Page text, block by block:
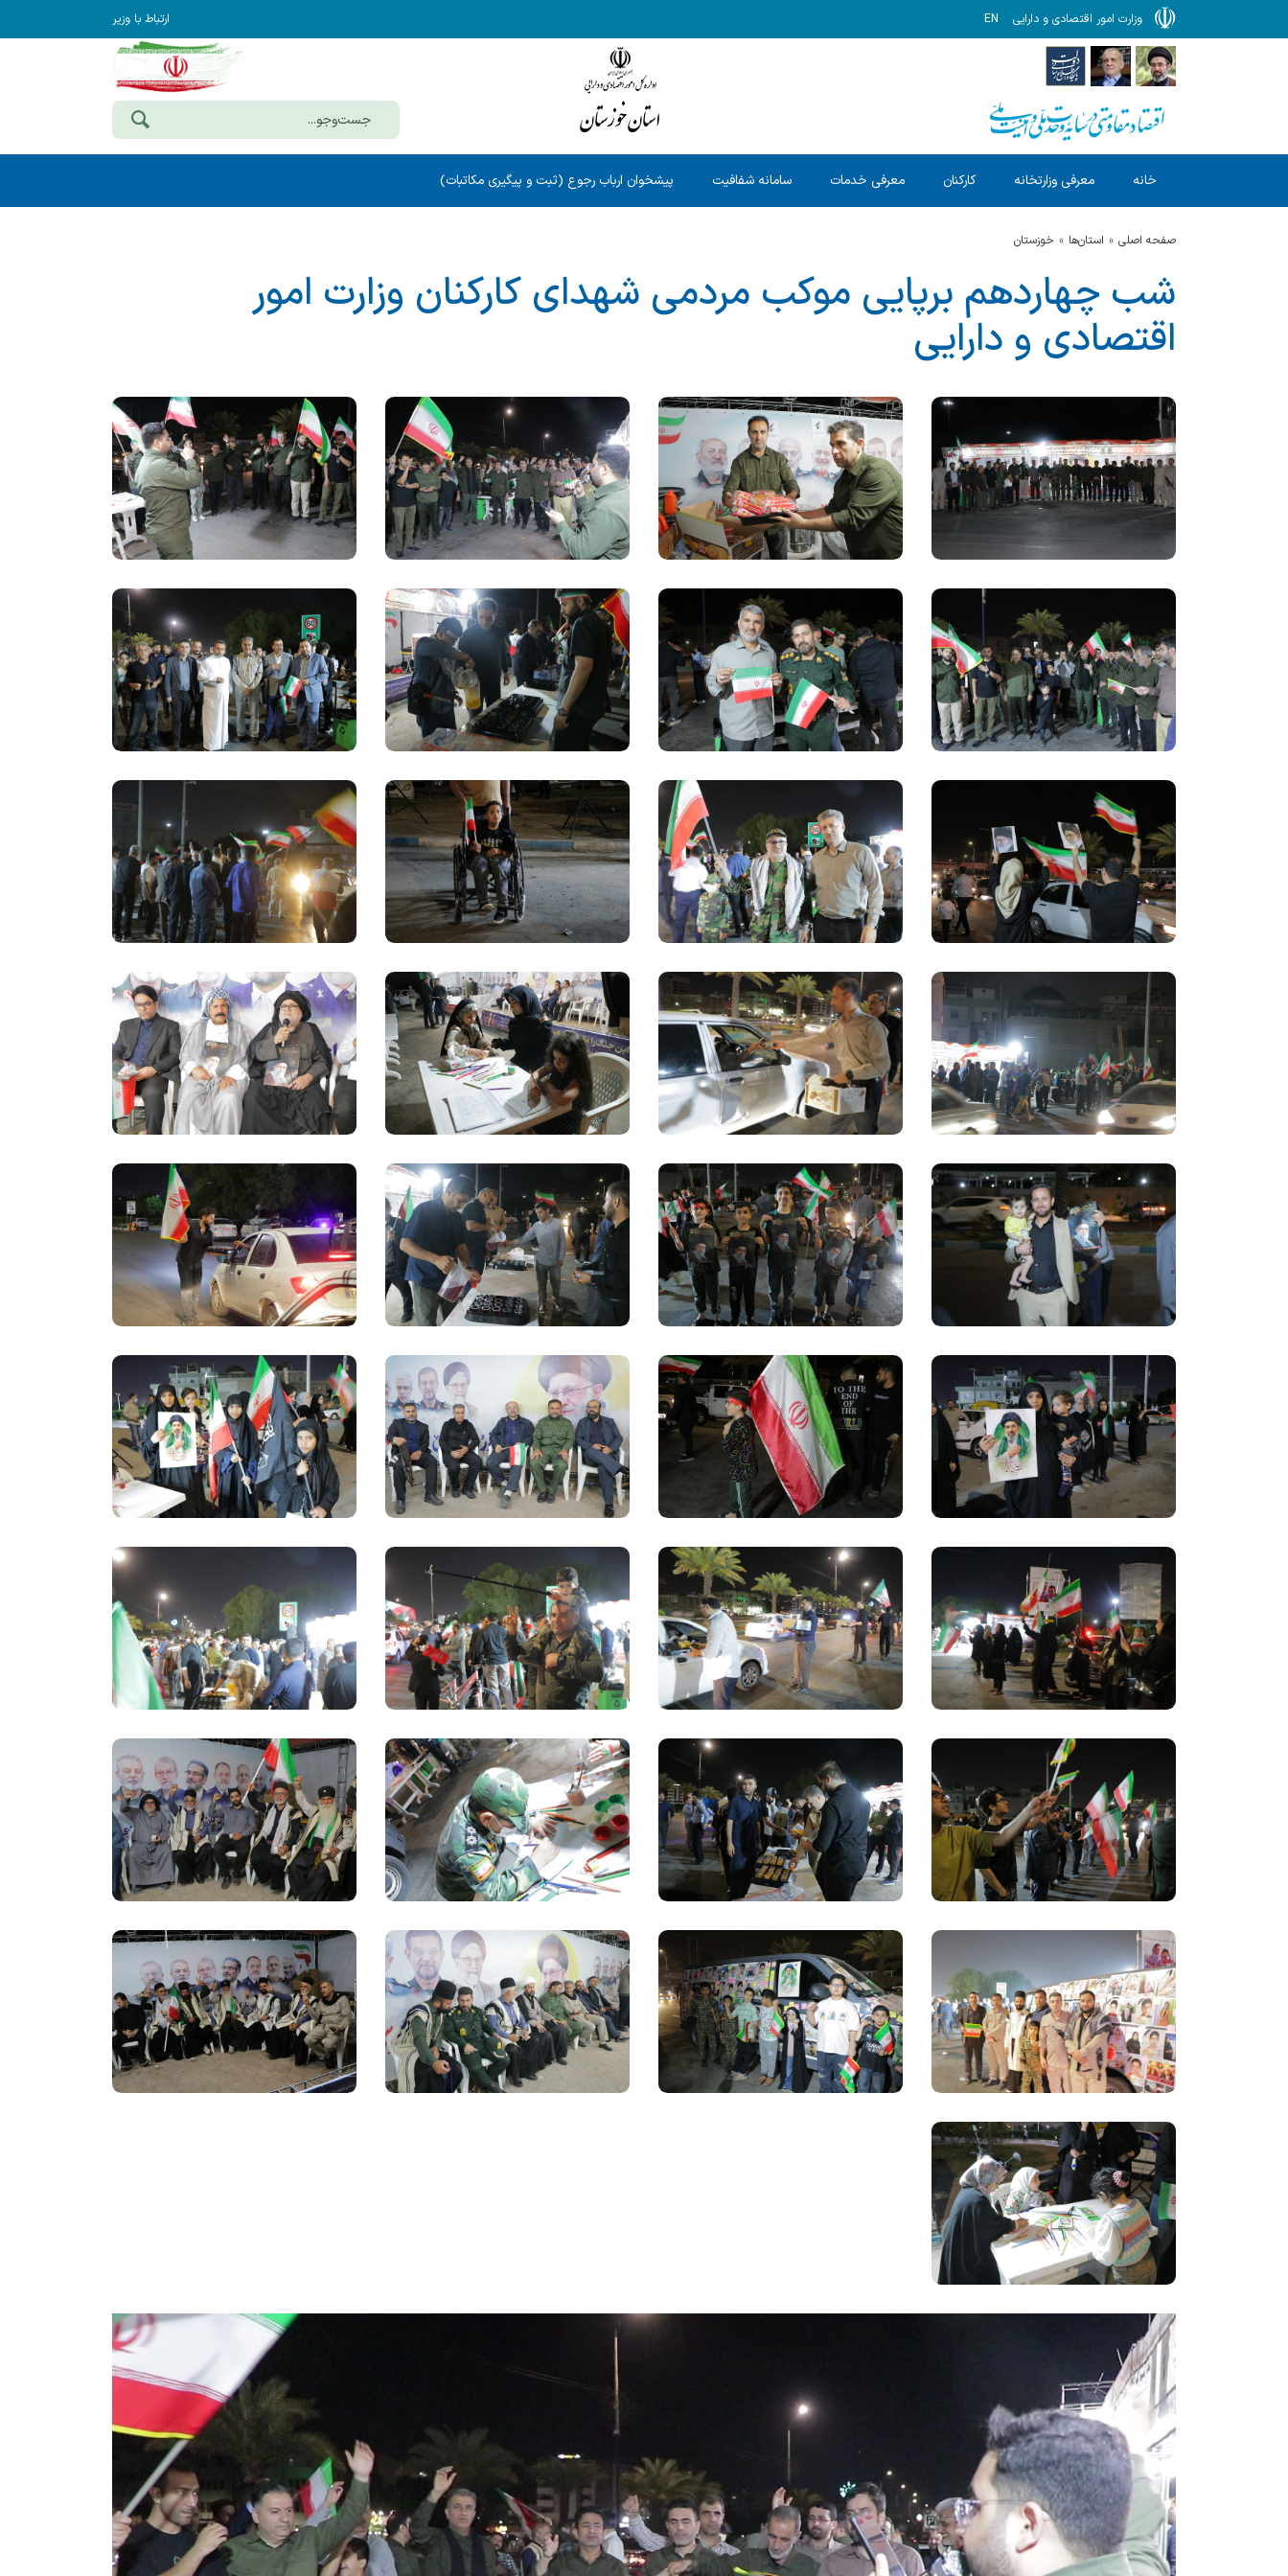
وزارت امور اقتصادی و دارایی EN ارتباط با وزیر
خانه معرفی وزارتخانه کارکنان معرفی خدمات سامانه شفافیت پیشخوان ارباب رجوع (ثبت و پیگیری مکاتبات)
صفحه اصلی استان‌ها خوزستان
شب چهاردهم برپایی موکب مردمی شهدای کارکنان وزارت امور
اقتصادی و دارایی